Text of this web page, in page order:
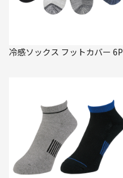
冷感ソックス フットカバー 6P